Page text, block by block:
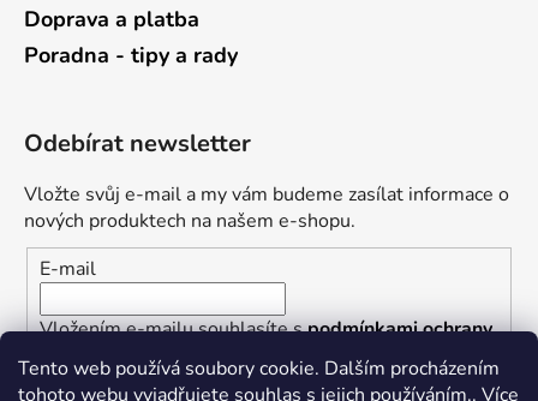
Tento web používá soubory cookie. Dalším procházením
tohoto webu vyjadřujete souhlas s jejich používáním.. Více
Doprava a platba
Poradna - tipy a rady
Odebírat newsletter
Vložte svůj e-mail a my vám budeme zasílat informace o
nových produktech na našem e-shopu.
E-mail
Vložením e-mailu souhlasíte spodmínkami ochrany
osobních údajů